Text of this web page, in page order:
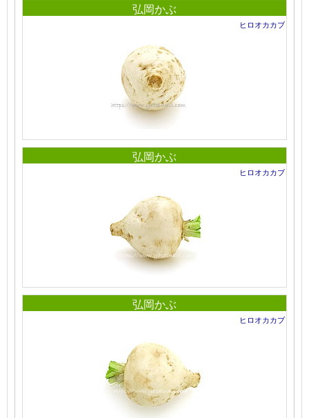
弘岡かぶ
ヒロオカカブ
弘岡かぶ
ヒロオカカブ
弘岡かぶ
ヒロオカカブ